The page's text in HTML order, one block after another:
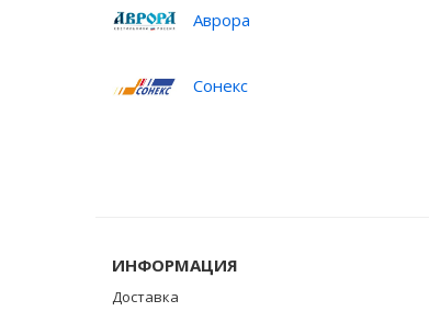
Аврора
Сонекс
ИНФОРМАЦИЯ
Доставка